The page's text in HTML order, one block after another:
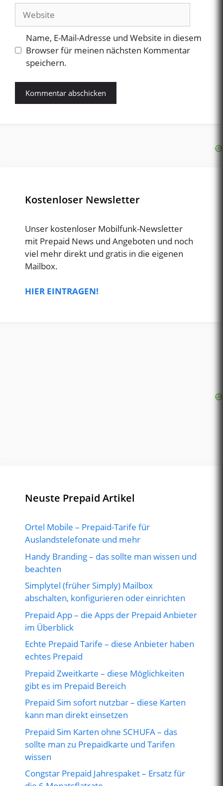
Adresse
Website
Name, E-Mail-Adresse und Website in diesem
Browser für meinen nächsten Kommentar
speichern.
Kostenloser Newsletter
Unser kostenloser Mobilfunk-Newsletter
mit Prepaid News und Angeboten und noch
viel mehr direkt und gratis in die eigenen
Mailbox.
HIER EINTRAGEN!
Neuste Prepaid Artikel
Ortel Mobile – Prepaid-Tarife für
Auslandstelefonate und mehr
Handy Branding – das sollte man wissen und
beachten
Simplytel (früher Simply) Mailbox
abschalten, konfigurieren oder einrichten
Prepaid App – die Apps der Prepaid Anbieter
im Überblick
Echte Prepaid Tarife – diese Anbieter haben
echtes Prepaid
Prepaid Zweitkarte – diese Möglichkeiten
gibt es im Prepaid Bereich
Prepaid Sim sofort nutzbar – diese Karten
kann man direkt einsetzen
Prepaid Sim Karten ohne SCHUFA – das
sollte man zu Prepaidkarte und Tarifen
wissen
Congstar Prepaid Jahrespaket – Ersatz für